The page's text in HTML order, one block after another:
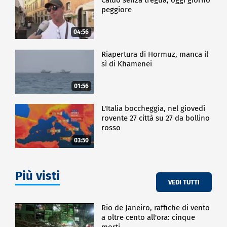
ECONOMIA
04:56
peggiore
01:56
Riapertura di Hormuz, manca il
sì di Khamenei
03:50
L'Italia boccheggia, nel giovedì
rovente 27 città su 27 da bollino
rosso
Più visti VEDI TUTTI
Rio de Janeiro, raffiche di vento
a oltre cento all'ora: cinque